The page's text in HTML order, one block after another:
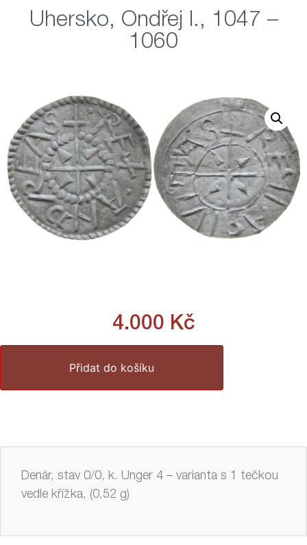
Uhersko, Ondřej I., 1047 –
1060
4.000 Kč
Přidat do košíku
Denár, stav 0/0, k. Unger 4 – varianta s 1 tečkou
vedle křížka, (0,52 g)